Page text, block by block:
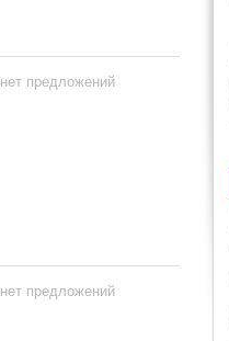
нет предложений
нет предложений